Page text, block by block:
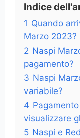
Indice
1 Quando
Marzo 2023?
2 Naspi
pagamento?
3 Naspi
variabile?
4
visualizzare
5 Naspi e